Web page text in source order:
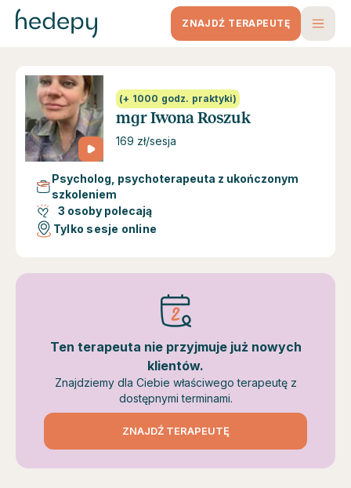
ZNAJDŹ TERAPEUTĘ
(+ 1000 godz. praktyki)
mgr Iwona Roszuk
169 zł/sesja
Psycholog, psychoterapeuta z ukończonym
szkoleniem
3 osoby polecają
Tylko sesje online
Ten terapeuta nie przyjmuje już nowych
klientów.
Znajdziemy dla Ciebie właściwego terapeutę z
dostępnymi terminami.
ZNAJDŹ TERAPEUTĘ